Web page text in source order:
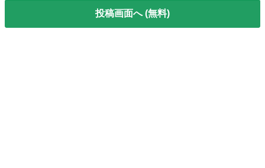
投稿画面へ (無料)